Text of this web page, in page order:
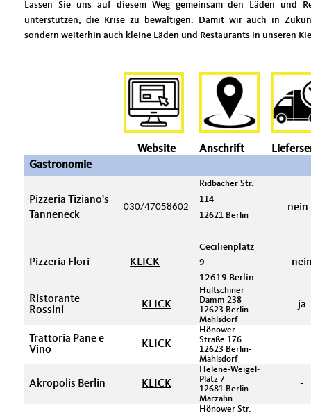
Lassen Sie uns auf diesem Weg gemeinsam den Läden und
unterstützen, die Krise zu bewältigen. Damit wir auch in
sondern weiterhin auch kleine Läden und Restaurants in unseren
Website Anschrift
Gastronomie
Pizzeria Tiziano's
Tanneneck
030/47058602
Ridbacher Str.
114
12621 Berlin
nein
Pizzeria Flori KLICK
Cecilienplatz
9
12619 Berlin
Ristorante
Rossini
KLICK
Hultschiner
Damm 238
12623 Berlin-
Mahlsdorf
ja
Trattoria Pane e
Vino
KLICK
Hönower
Straße 176
12623 Berlin-
Mahlsdorf
-
Akropolis Berlin KLICK
Helene-Weigel-
Platz 7
12681 Berlin-
Marzahn
-
Hönower Str.